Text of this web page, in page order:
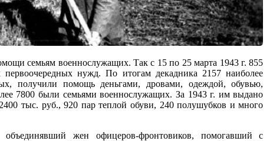
семьям военнослужащих. Так с 15 по 25 марта 1943 г. 855
нужд. По итогам декадника 2157 наиболее
получили помощь деньгами, дровами, одеждой, обувью,
7800 были семьями военнослужащих. За 1943 г. им выдано
тыс. руб., 920 пар теплой обуви, 240 полушубков и много
объединявший жен офицеров-фронтовиков, помогавший с